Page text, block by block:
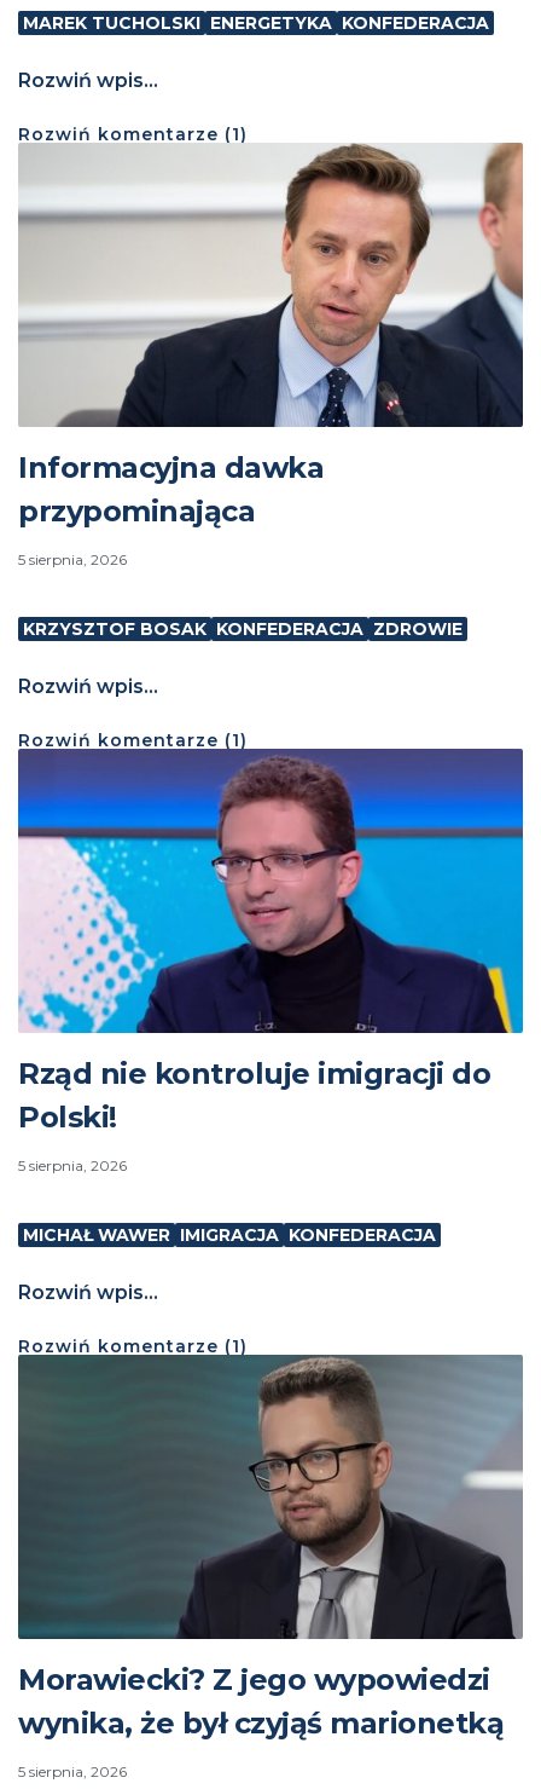
MAREK TUCHOLSKI ENERGETYKA KONFEDERACJA
Rozwiń wpis...
Rozwiń komentarze (1)
Informacyjna dawka
przypominająca
5 sierpnia, 2026
KRZYSZTOF BOSAK KONFEDERACJA ZDROWIE
Rozwiń wpis...
Rozwiń komentarze (1)
Rząd nie kontroluje imigracji do
Polski!
5 sierpnia, 2026
MICHAŁ WAWER IMIGRACJA KONFEDERACJA
Rozwiń wpis...
Rozwiń komentarze (1)
Morawiecki? Z jego wypowiedzi
wynika, że był czyjąś marionetką
5 sierpnia, 2026